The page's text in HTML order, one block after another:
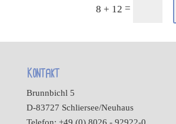
8 + 12 =
Kontakt
Brunnbichl 5
D-83727 Schliersee/Neuhaus